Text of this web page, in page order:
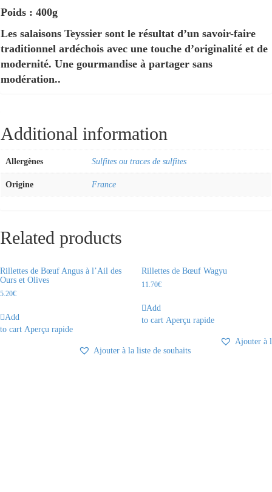
Poids : 400g
Les salaisons Teyssier sont le résultat d’un savoir-faire
traditionnel ardéchois avec une touche d’originalité et de
modernité. Une gourmandise à partager sans
modération..
Additional information
Allergènes Sulfites ou traces de sulfites
Origine France
Related products
Rillettes de Bœuf Angus à l’Ail des
Ours et Olives
5.20€
Add
to cart Aperçu rapide
Ajouter à la liste de souhaits
Rillettes de Bœuf Wagyu
11.70€
Add
to cart Aperçu rapide
Ajouter à